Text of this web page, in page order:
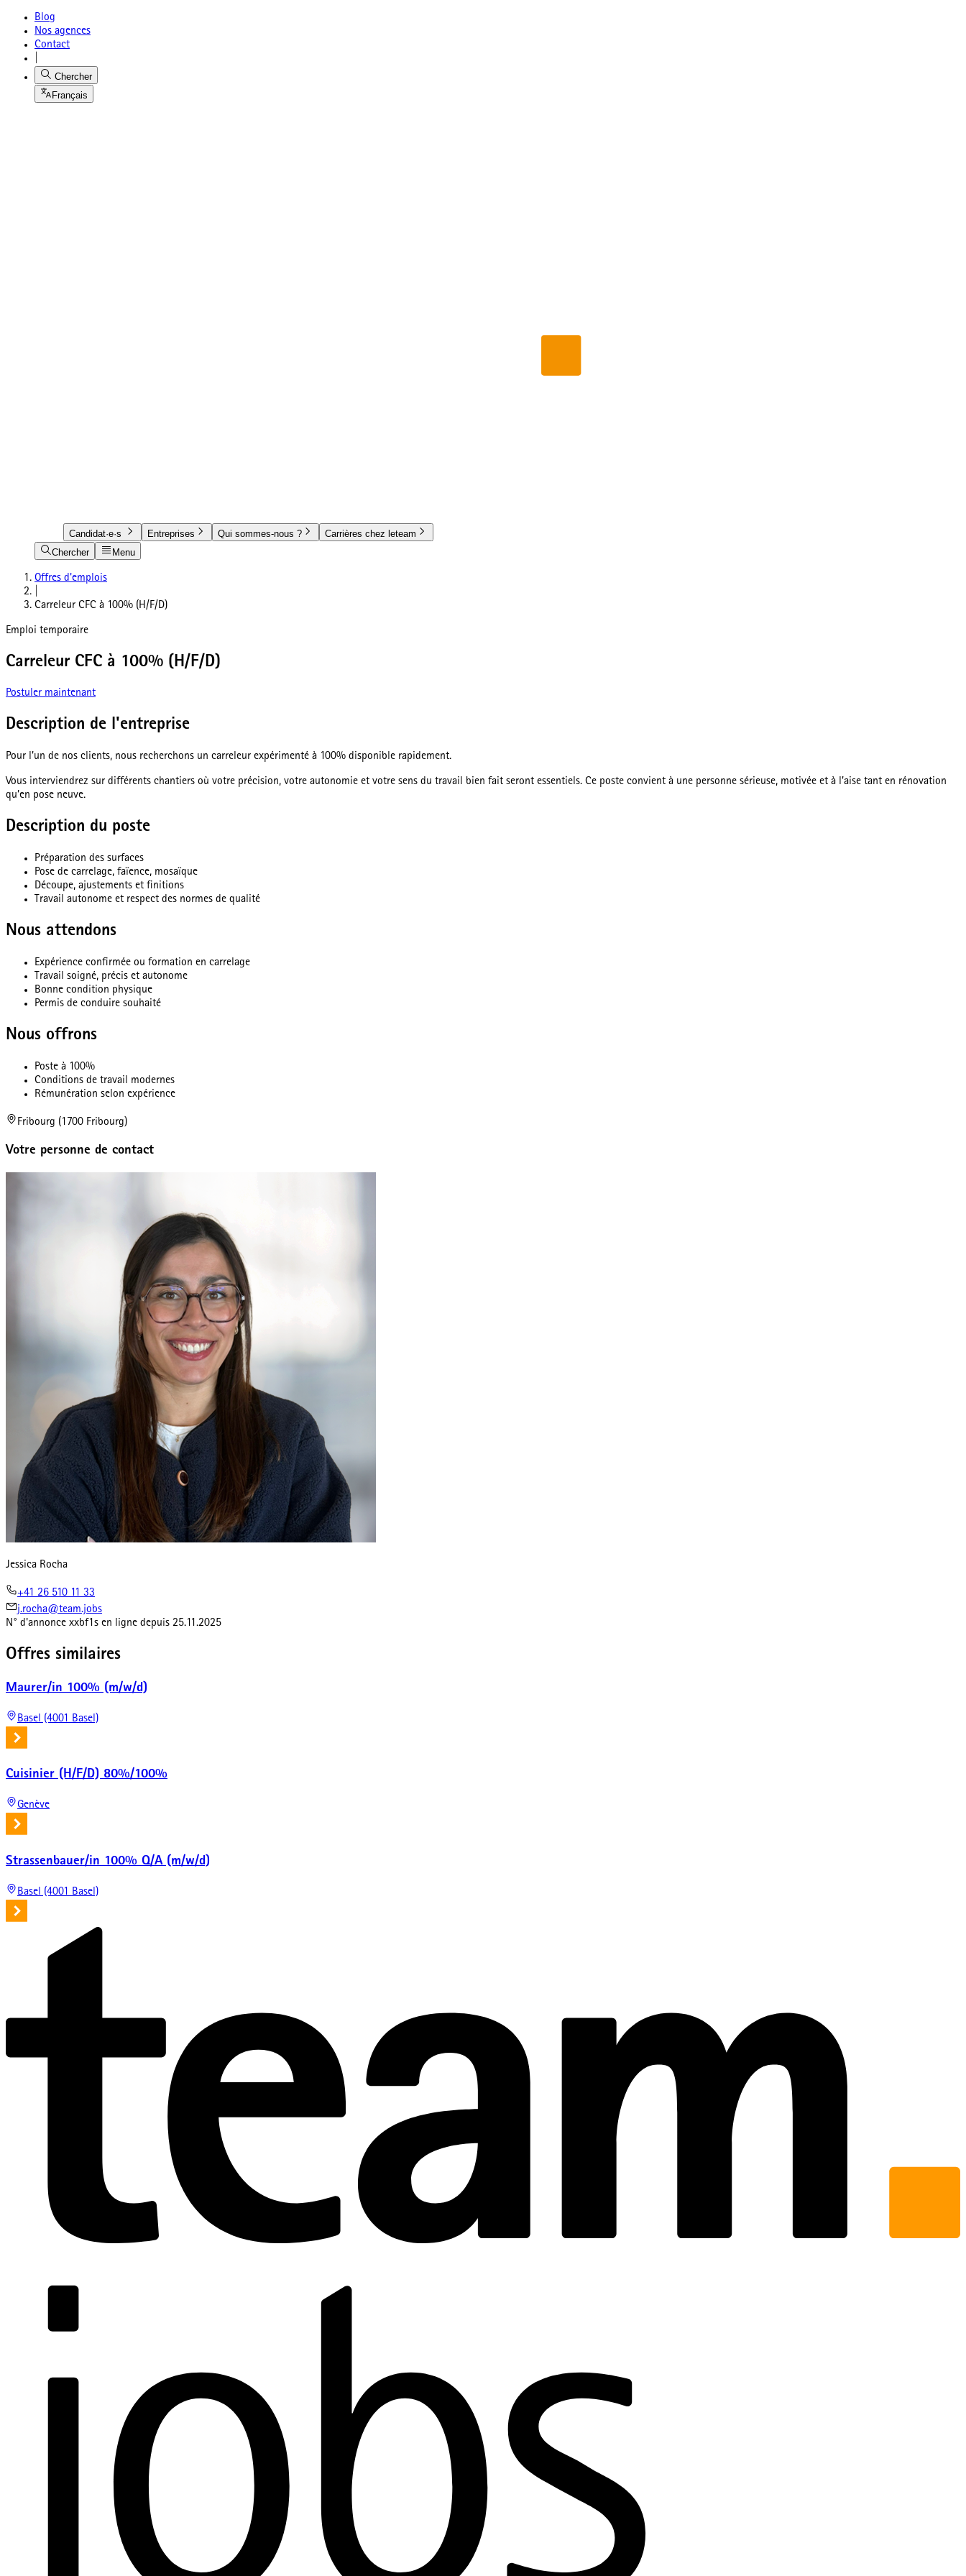
Blog
Nos agences
Contact
Chercher
Français
Candidat·e·s Entreprises Qui sommes-nous ?
Carrières chez leteam
Chercher
Menu
Offres d'emplois
Carreleur CFC à 100% (H/F/D)
Emploi temporaire
Carreleur CFC à 100% (H/F/D)
Postuler maintenant
Description de l'entreprise
Pour l’un de nos clients, nous recherchons un carreleur expérimenté à 100% disponible rapidement.
Vous interviendrez sur différents chantiers où votre précision, votre autonomie et votre sens du travail bien fait seront essentiels. Ce poste convient à une personne sérieuse, motivée et à l’aise tant en rénovation
qu’en pose neuve.
Description du poste
Préparation des surfaces
Pose de carrelage, faïence, mosaïque
Découpe, ajustements et finitions
Travail autonome et respect des normes de qualité
Nous attendons
Expérience confirmée ou formation en carrelage
Travail soigné, précis et autonome
Bonne condition physique
Permis de conduire souhaité
Nous offrons
Poste à 100%
Conditions de travail modernes
Rémunération selon expérience
Fribourg (1700 Fribourg)
Votre personne de contact
Jessica Rocha
+41 26 510 11 33
j.rocha@team.jobs
N° d'annonce xxbf1s en ligne depuis 25.11.2025
Offres similaires
Maurer/in 100% (m/w/d)
Basel (4001 Basel)
Cuisinier (H/F/D) 80%/100%
Genève
Strassenbauer/in 100% Q/A (m/w/d)
Basel (4001 Basel)